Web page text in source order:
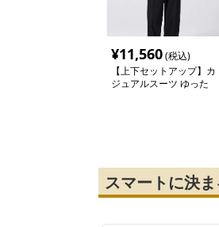
¥11,560(税込)
【上下セットアップ】カ
ジュアルスーツ ゆった
スマートに決